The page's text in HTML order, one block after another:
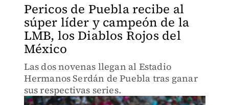
Pericos de Puebla recibe al
súper líder y campeón de la
LMB, los Diablos Rojos del
México
Las dos novenas llegan al Estadio
Hermanos Serdán de Puebla tras ganar
sus respectivas series.